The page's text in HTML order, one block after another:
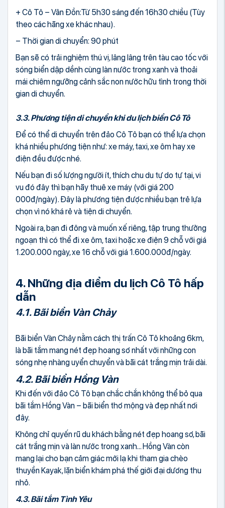
+ Cô Tô – Vân Đồn:Từ 5h30 sáng đến 16h30 chiều (Tùy
theo các hãng xe khác nhau).
– Thời gian di chuyển: 90 phút
Bạn sẽ có trải nghiệm thú vị, lâng lâng trên tàu cao tốc với
sóng biển dập dềnh cùng làn nước trong xanh và thoải
mái chiêm ngưỡng cảnh sắc non nước hữu tình trong thời
gian di chuyển.
3.3. Phương tiện di chuyển khi du lịch biển Cô Tô
Để có thể di chuyển trên đảo Cô Tô bạn có thể lựa chọn
khá nhiều phương tiện như: xe máy, taxi, xe ôm hay xe
điện đều được nhé.
Nếu bạn đi số lượng người ít, thích chu du tự do tự tại, vi
vu đó đây thì bạn hãy thuê xe máy (với giá 200
000đ/ngày). Đây là phương tiện được nhiều bạn trẻ lựa
chọn vì nó khá rẻ và tiện di chuyển.
Ngoài ra, bạn đi đông và muốn xế riêng, tập trung thưởng
ngoạn thì có thể đi xe ôm, taxi hoặc xe điện 9 chỗ với giá
1.200.000 ngày, xe 16 chỗ với giá 1.600.000đ/ngày.
4. Những địa điểm du lịch Cô Tô hấp
dẫn
4.1. Bãi biển Vàn Chảy
Bãi biển Vàn Chảy nằm cách thị trấn Cô Tô khoảng 6km,
là bãi tắm mang nét đẹp hoang sơ nhất với những con
sóng nhẹ nhàng uyển chuyển và bãi cát trắng mịn trải dài.
4.2. Bãi biển Hồng Vàn
Khi đến với đảo Cô Tô bạn chắc chắn không thể bỏ qua
bãi tắm Hồng Vàn – bãi biển thơ mộng và đẹp nhất nơi
đây.
Không chỉ quyến rũ du khách bằng nét đẹp hoang sơ, bãi
cát trắng mịn và làn nước trong xanh… Hồng Vàn còn
mang lại cho bạn cảm giác mới lạ khi tham gia chèo
thuyền Kayak, lặn biển khám phá thế giới đại dương thu
nhỏ.
4.3. Bãi tắm Tình Yêu